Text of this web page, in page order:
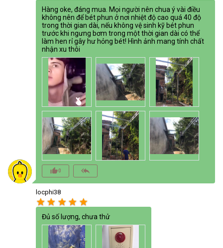
Hàng oke, đáng mua. Mọi người nên chua ý vài điều
không nên để bét phun ở nơi nhiệt độ cao quá 40 độ
trong thời gian dài, nếu không vệ sinh kỹ bét phun
trước khi ngưng bơm trong một thời gian dài có thể
làm hen rỉ gây hư hỏng bét! Hình ảnh mang tính chất
nhận xu thôi
thumb_up_alt0 reply_all
locphi38
star star star star star
Đủ số lượng, chưa thử